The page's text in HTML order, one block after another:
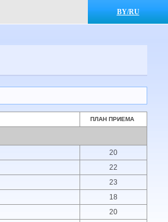
BY/RU
ПЛАН ПРИЕМА
20
22
23
18
20